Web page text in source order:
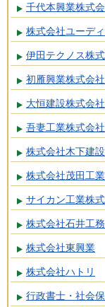
千代本興業株式
株式会社ユーデ
伊田テクノス株
初雁興業株式会社
大恒建設株式会社
吾妻工業株式会社
株式会社木下建設
株式会社茂田工
サイカン工業株
株式会社石井工
株式会社東興業
株式会社ハトリ
行政書士・社会